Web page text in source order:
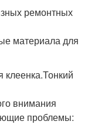
ремонтных
материала для
внимания
проблемы: